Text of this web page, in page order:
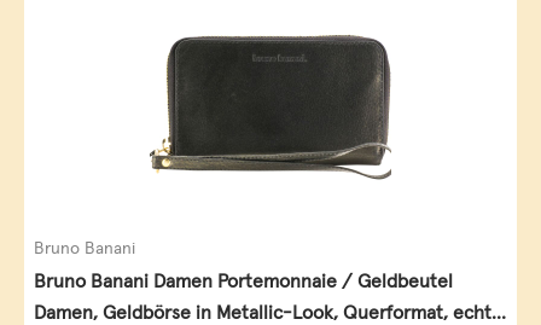
Bruno Banani
Bruno Banani Damen Portemonnaie / Geldbeutel
Damen, Geldbörse in Metallic-Look, Querformat, echt